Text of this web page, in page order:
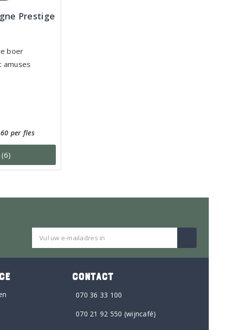
Prestige
boer
amuses
per fles
CONTACT
070 36 33 100
070 21 92 550 (wijncafé)